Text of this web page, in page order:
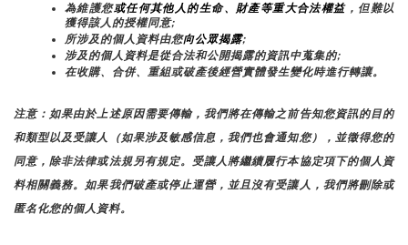
為維護您或任何其他人的生命、財產等重大合法權益，但難以
獲得該人的授權同意;
所涉及的個人資料由您向公眾揭露;
涉及的個人資料是從合法和公開揭露的資訊中蒐集的;
在收購、合併、重組或破產後經營實體發生變化時進行轉讓。
注意：如果由於上述原因需要傳輸，我們將在傳輸之前告知您資訊的目的
和類型以及受讓人（如果涉及敏感信息，我們也會通知您），並徵得您的
同意，除非法律或法規另有規定。受讓人將繼續履行本協定項下的個人資
料相關義務。如果我們破產或停止運營，並且沒有受讓人，我們將刪除或
匿名化您的個人資料。